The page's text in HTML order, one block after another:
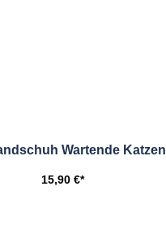
Wartende Katzen
15,90 €*